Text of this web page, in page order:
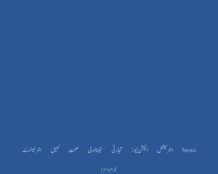
News انٹرنیشنل الیکشن نیوز تجارتی ٹیکنالوجی صحت کھیل
انٹرٹینمنٹ
جرم و سزا